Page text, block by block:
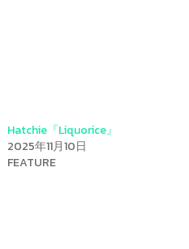
Hatchie『Liquorice』
2025年11月10日
FEATURE